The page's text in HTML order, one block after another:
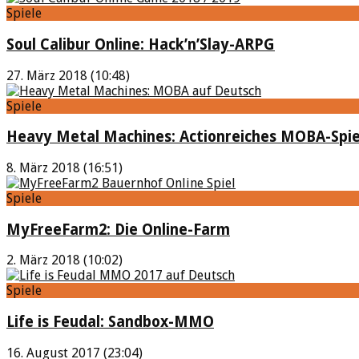
Spiele
Soul Calibur Online: Hack’n’Slay-ARPG
27. März 2018 (10:48)
Spiele
Heavy Metal Machines: Actionreiches MOBA-
8. März 2018 (16:51)
Spiele
MyFreeFarm2: Die Online-Farm
2. März 2018 (10:02)
Spiele
Life is Feudal: Sandbox-MMO
16. August 2017 (23:04)